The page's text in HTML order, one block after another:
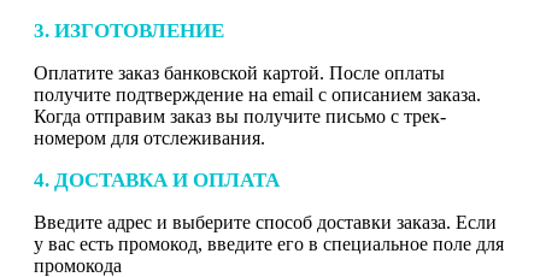
3. ИЗГОТОВЛЕНИЕ
Оплатите заказ банковской картой. После оплаты
получите подтверждение на email с описанием заказа.
Когда отправим заказ вы получите письмо с трек-
номером для отслеживания.
4. ДОСТАВКА И ОПЛАТА
Введите адрес и выберите способ доставки заказа. Если
у вас есть промокод, введите его в специальное поле для
промокода